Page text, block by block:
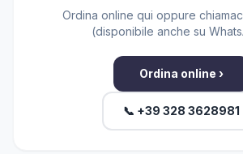
Ordina online qui oppure
(disponibile anche su
Ordina online ›
📞 +39 328 3628981